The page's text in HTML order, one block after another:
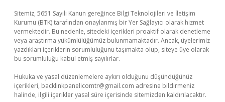
Sitemiz, 5651 Sayılı Kanun gereğince Bilgi Teknolojileri ve İletişim
Kurumu (BTK) tarafından onaylanmış bir Yer Sağlayıcı olarak hizmet
vermektedir. Bu nedenle, sitedeki içerikleri proaktif olarak denetleme
veya araştırma yükümlülüğümüz bulunmamaktadır. Ancak, üyelerimiz
yazdıkları içeriklerin sorumluluğunu taşımakta olup, siteye üye olarak
bu sorumluluğu kabul etmiş sayılırlar.
Hukuka ve yasal düzenlemelere aykırı olduğunu düşündüğünüz
içerikleri, backlinkpanelicomtr@gmail.com adresine bildirmeniz
halinde, ilgili içerikler yasal süre içerisinde sitemizden kaldırılacaktır.